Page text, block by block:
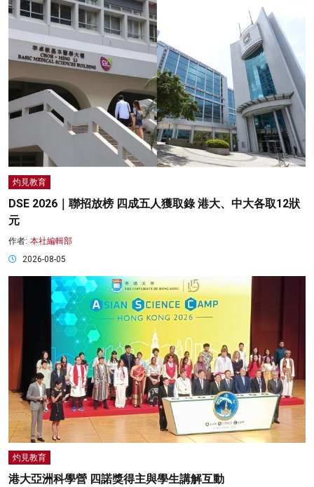
灼見教育
DSE 2026｜聯招放榜 四成五人獲取錄 港大、中大各取12狀
元
作者: 本社編輯部
2026-08-05
灼見教育
港大亞洲科學營 四諾獎得主與學生講解互動